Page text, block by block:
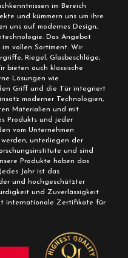
im Bereich
und kümmern uns um ihre
uns auf modernes Design,
Das Angebot
im vollen Sortiment. Wir
Riegel, Glasbeschläge,
bieten auch klassische
Lösungen wie
Griff und die Tür integriert
moderner Technologien,
Materialien und mit
Produkts und jeder
vom Unternehmen
unterliegen der
und sind
Produkte haben das
Jahr ist das
und hochgeschätzter
und Zuverlässigkeit
internationale Zertifikate für